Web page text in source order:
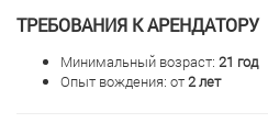
ТРЕБОВАНИЯ К АРЕНДАТОРУ
Минимальный возраст: 21 год
Опыт вождения: от2 лет